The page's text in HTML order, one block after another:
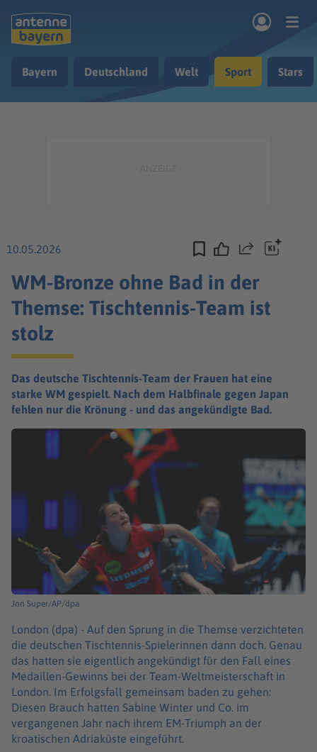
Bayern Deutschland Welt Sport Stars
10.05.2026 Teilen
WM-Bronze ohne Bad in der
Themse: Tischtennis-Team ist
stolz
Das deutsche Tischtennis-Team der Frauen hat eine
starke WM gespielt. Nach dem Halbfinale gegen Japan
fehlen nur die Krönung - und das angekündigte Bad.
Jon Super/AP/dpa
London (dpa) - Auf den Sprung in die Themse verzichteten
die deutschen Tischtennis-Spielerinnen dann doch. Genau
das hatten sie eigentlich angekündigt für den Fall eines
Medaillen-Gewinns bei der Team-Weltmeisterschaft in
London. Im Erfolgsfall gemeinsam baden zu gehen:
Diesen Brauch hatten Sabine Winter und Co. im
vergangenen Jahr nach ihrem EM-Triumph an der
kroatischen Adriaküste eingeführt.